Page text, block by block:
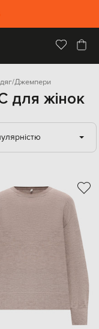
Джемпери
для жінок